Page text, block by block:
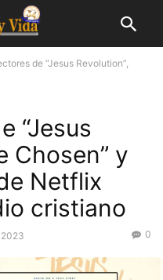
de “Jesus Revolution”,
“Jesus
Chosen” y
Netflix
cristiano
0